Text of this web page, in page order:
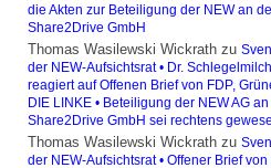
die Akten zur Beteiligung der NEW an
Share2Drive GmbH
Thomas Wasilewski Wickrath zu
der NEW-Aufsichtsrat • Dr. Schlegelmilch
reagiert auf Offenen Brief von FDP,
DIE LINKE • Beteiligung der NEW AG
Share2Drive GmbH sei rechtens
Thomas Wasilewski Wickrath zu
der NEW-Aufsichtsrat • Offener Brief von